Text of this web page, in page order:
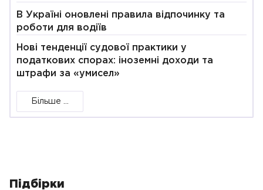
В Україні оновлені правила відпочинку та
роботи для водіїв
Нові тенденції судової практики у
податкових спорах: іноземні доходи та
штрафи за «умисел»
Більше ...
Підбірки